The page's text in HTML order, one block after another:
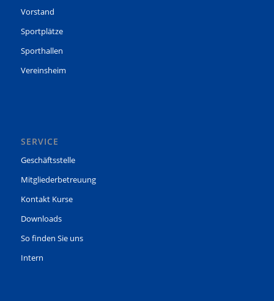
Vorstand
Sportplätze
Sporthallen
Vereinsheim
SERVICE
Geschäftsstelle
Mitgliederbetreuung
Kontakt Kurse
Downloads
So finden Sie uns
Intern